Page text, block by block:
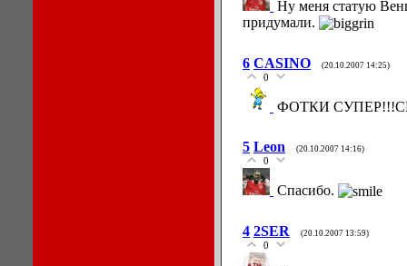
Ну меня статую
придумали.
6 CASINO (20.10.2007 14:25)
0
ФОТКИ
5 Leon (20.10.2007 14:16)
0
Спасибо.
4 2SER (20.10.2007 13:59)
0